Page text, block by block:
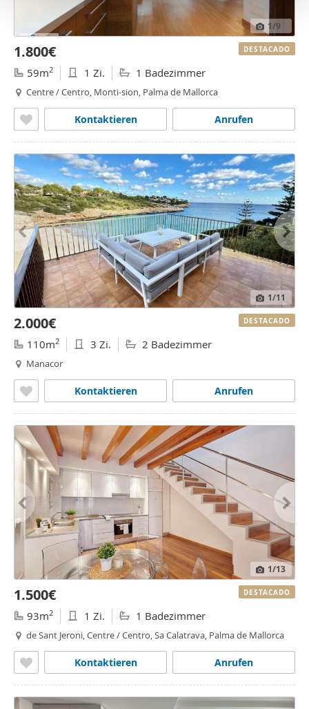
1/9
1.800€
59m2 1 Zi. 1 Badezimmer
Centre / Centro, Monti-sion, Palma de Mallorca
Anrufen
Kontaktieren
DESTACADO
1/11
2.000€
110m2 3 Zi. 2 Badezimmer
Manacor
Anrufen
Kontaktieren
DESTACADO
1/13
1.500€
93m2 1 Zi. 1 Badezimmer
de Sant Jeroni, Centre / Centro, Sa Calatrava, Palma de Mallorca
Anrufen
Kontaktieren
DESTACADO